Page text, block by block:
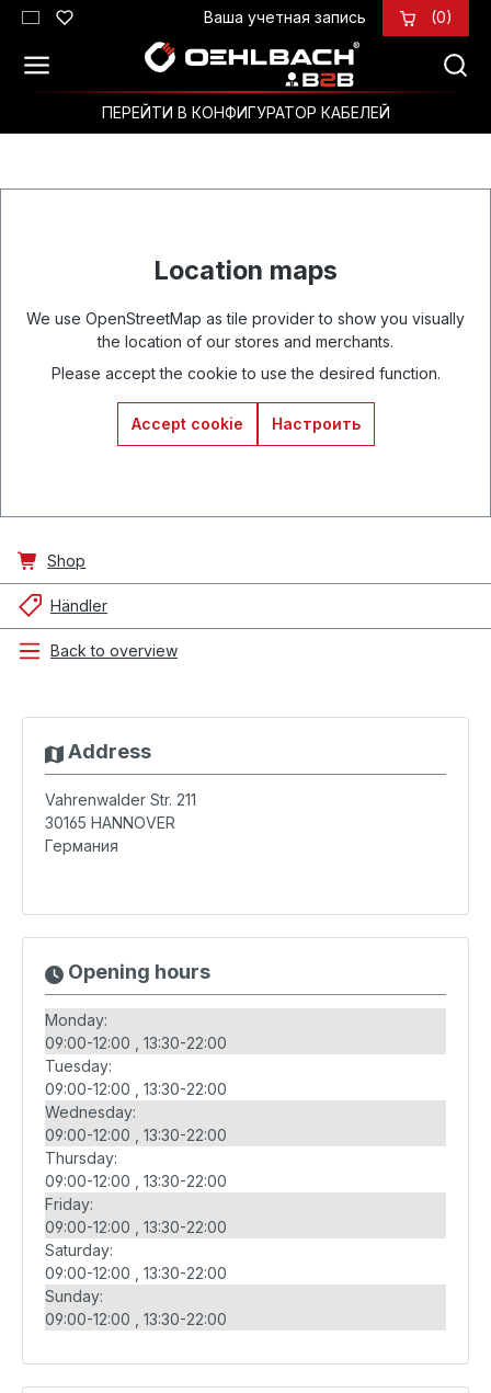
Перейти к основному содержанию
Ваша учетная запись (0)
ПЕРЕЙТИ В КОНФИГУРАТОР КАБЕЛЕЙ
Location maps
We use OpenStreetMap as tile provider to show you visually
the location of our stores and merchants.
Please accept the cookie to use the desired function.
Accept cookie Настроить
Shop
Händler
Back to overview
Address
Vahrenwalder Str. 211
30165 HANNOVER
Германия
Opening hours
Monday:
09:00-12:00
13:30-22:00
Tuesday:
09:00-12:00
13:30-22:00
Wednesday:
09:00-12:00
13:30-22:00
Thursday:
09:00-12:00
13:30-22:00
Friday:
09:00-12:00
13:30-22:00
Saturday:
09:00-12:00
13:30-22:00
Sunday:
09:00-12:00
13:30-22:00